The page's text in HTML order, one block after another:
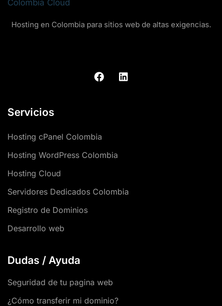
Hosting en Colombia para sitios web de altas exigencias.
Servicios
Hosting cPanel Colombia
Hosting WordPress Colombia
Hosting Cloud
Servidores Dedicados Colombia
Registro de Dominios
Desarrollo web
Dudas / Ayuda
Seguridad de tu pagina web
¿Cómo transferir mi dominio?